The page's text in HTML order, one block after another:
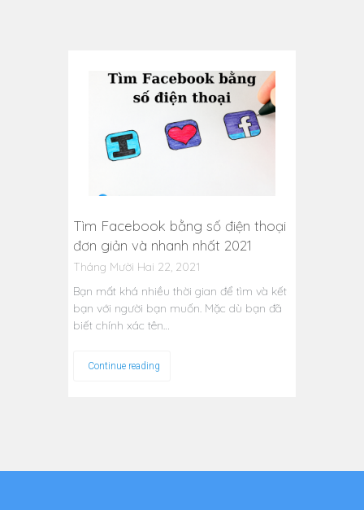
Tìm Facebook bằng số điện thoại
đơn giản và nhanh nhất 2021
Tháng Mười Hai 22, 2021
Bạn mất khá nhiều thời gian để tìm và kết
bạn với người bạn muốn. Mặc dù bạn đã
biết chính xác tên…
Continue reading